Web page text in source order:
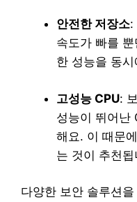
안전한 저장소:
속도가 빠를
한 성능을 동
고성능 CPU:
성능이 뛰어난
해요. 이 때문
는 것이 추천됩
다양한 보안 솔루션